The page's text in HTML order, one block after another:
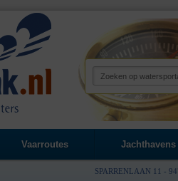
Vaarroutes Jachthavens
SPARRENLAAN 11 -